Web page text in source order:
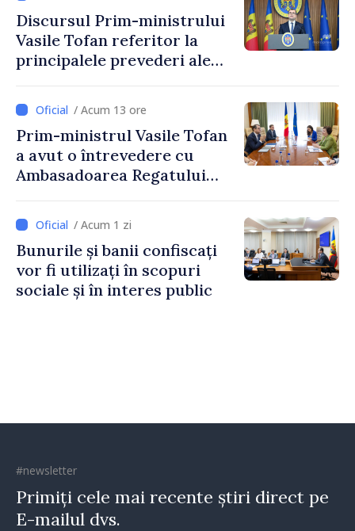
taxare mai echitabilă
Discursul Prim-ministrului
Vasile Tofan referitor la
principalele prevederi ale
2027
/ Acum 13 ore
Prim-ministrul Vasile Tofan
a avut o întrevedere cu
Ambasadoarea Regatului
Irlandei de Nord, Fern
Horine / Acum 1 zi
Bunurile și banii confiscați
vor fi utilizați în scopuri
sociale și în interes public
#newsletter
Primiți cele mai recente știri direct pe
E-mailul dvs.